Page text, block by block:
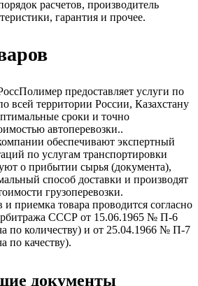
расчетов, производитель
гарантия и прочее.
предоставляет услуги по
всей территории России, Казахстану
сроки и точно
автоперевозки..
обеспечивают экспертный
по услугам транспортировки
о прибытии сырья (документа),
способ доставки и производят
грузоперевозки.
и приемка товара проводится согласно
СССР от 15.06.1965 № П-6
по количеству) и от 25.04.1966 № П-7
по качеству).
документы